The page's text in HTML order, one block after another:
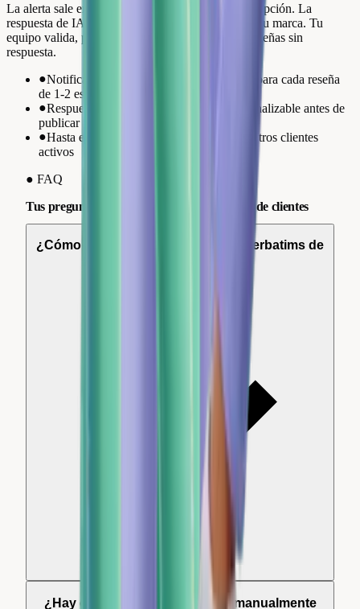
La alerta sale en menos de 60 segundos tras la recepción. La
respuesta de IA está pre-redactada, con el tono de tu marca. Tu
equipo valida, publica y pasa al siguiente. Cero reseñas sin
respuesta.
●Notificación inmediata por email o Slack para cada reseña
de 1-2 estrellas
●Respuesta IA pre-redactada en 60s, personalizable antes de
publicar
●Hasta el 39% de tasa de respuesta en nuestros clientes
activos
● FAQ
Tus preguntas sobre el análisis de verbatims de clientes
¿Cómo analiza Review Collect los verbatims de
¿Hay que importar las reseñas manualmente